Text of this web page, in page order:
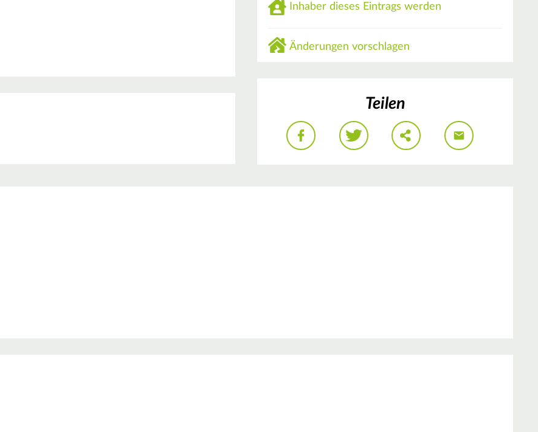
Inhaber dieses Eintrags werden
Änderungen vorschlagen
Teilen